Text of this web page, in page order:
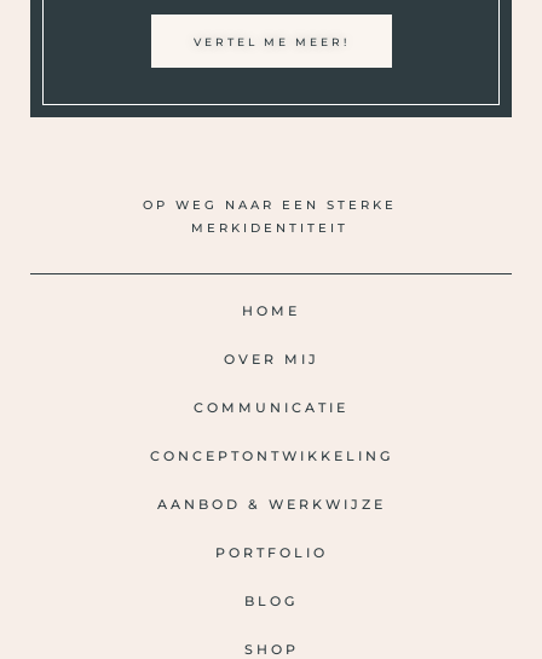
VERTEL ME MEER!
OP WEG NAAR EEN STERKE
MERKIDENTITEIT
HOME
OVER MIJ
COMMUNICATIE
CONCEPTONTWIKKELING
AANBOD & WERKWIJZE
PORTFOLIO
BLOG
SHOP